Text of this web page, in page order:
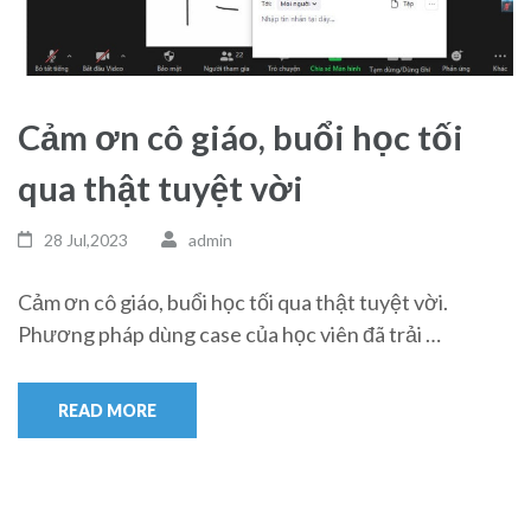
Cảm ơn cô giáo, buổi học tối
qua thật tuyệt vời
28 Jul,2023 admin
Cảm ơn cô giáo, buổi học tối qua thật tuyệt vời.
Phương pháp dùng case của học viên đã trải …
READ MORE